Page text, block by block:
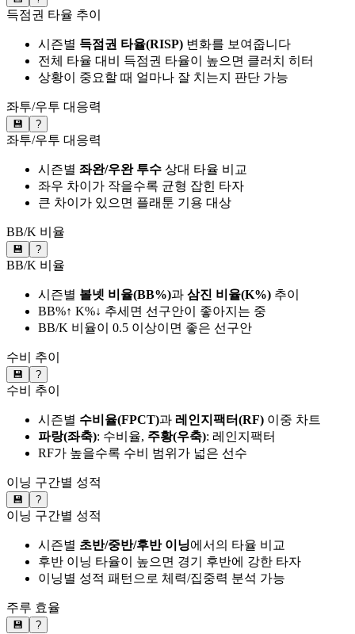
득점권 타율 추이
시즌별 득점권 타율(RISP) 변화를 보여줍니다
전체 타율 대비 득점권 타율이 높으면 클러치 히터
상황이 중요할 때 얼마나 잘 치는지 판단 가능
좌투/우투 대응력
💾 ?
좌투/우투 대응력
시즌별 좌완/우완 투수 상대 타율 비교
좌우 차이가 작을수록 균형 잡힌 타자
큰 차이가 있으면 플래툰 기용 대상
BB/K 비율
💾 ?
BB/K 비율
시즌별 볼넷 비율(BB%)과 삼진 비율(K%) 추이
BB%↑ K%↓ 추세면 선구안이 좋아지는 중
BB/K 비율이 0.5 이상이면 좋은 선구안
수비 추이
💾 ?
수비 추이
시즌별 수비율(FPCT)과 레인지팩터(RF) 이중 차트
파랑(좌축): 수비율, 주황(우축): 레인지팩터
RF가 높을수록 수비 범위가 넓은 선수
이닝 구간별 성적
💾 ?
이닝 구간별 성적
시즌별 초반/중반/후반 이닝에서의 타율 비교
후반 이닝 타율이 높으면 경기 후반에 강한 타자
이닝별 성적 패턴으로 체력/집중력 분석 가능
주루 효율
💾 ?